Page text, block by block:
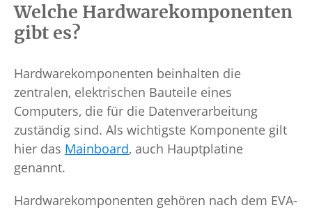
Welche Hardwarekomponenten
gibt es?
Hardwarekomponenten beinhalten die
zentralen, elektrischen Bauteile eines
Computers, die für die Datenverarbeitung
zuständig sind. Als wichtigste Komponente gilt
hier das Mainboard, auch Hauptplatine
genannt.
Hardwarekomponenten gehören nach dem EVA-